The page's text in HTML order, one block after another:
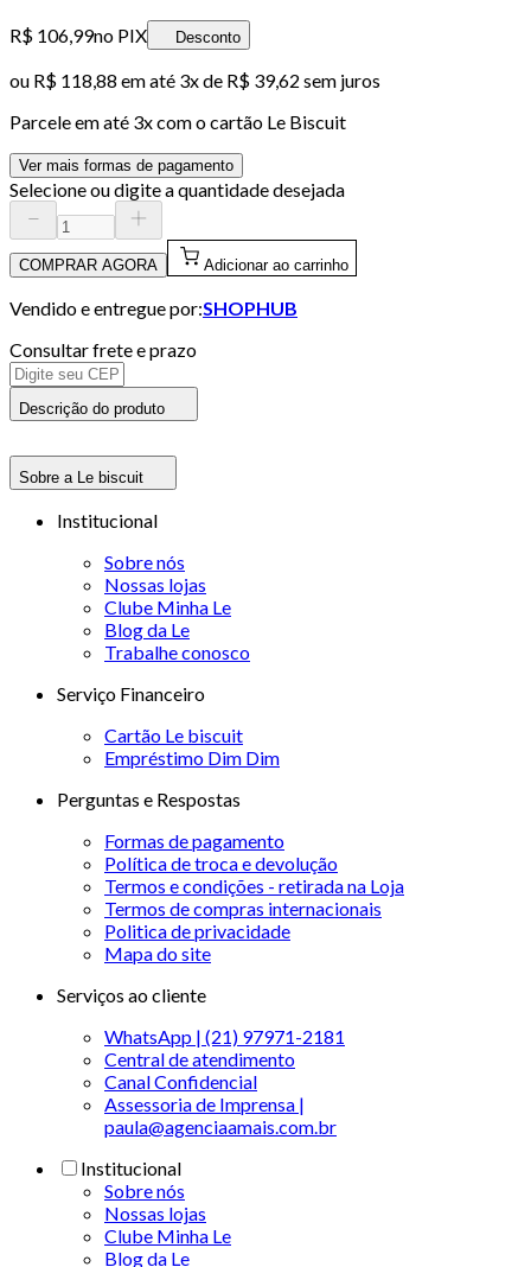
R$ 106,99no PIX Desconto
ou R$ 118,88 em até 3x de R$ 39,62 sem juros
Parcele em até 3x com o cartão Le Biscuit
Ver mais formas de pagamento
Selecione ou digite a quantidade desejada
COMPRAR AGORA Adicionar ao carrinho
Vendido e entregue por:SHOPHUB
Consultar frete e prazo
Descrição do produto
Sobre a Le biscuit
Institucional
Sobre nós
Nossas lojas
Clube Minha Le
Blog da Le
Trabalhe conosco
Serviço Financeiro
Cartão Le biscuit
Empréstimo Dim Dim
Perguntas e Respostas
Formas de pagamento
Política de troca e devolução
Termos e condições - retirada na Loja
Termos de compras internacionais
Politica de privacidade
Mapa do site
Serviços ao cliente
WhatsApp | (21) 97971-2181
Central de atendimento
Canal Confidencial
Assessoria de Imprensa |
paula@agenciaamais.com.br
Institucional
Sobre nós
Nossas lojas
Clube Minha Le
Blog da Le